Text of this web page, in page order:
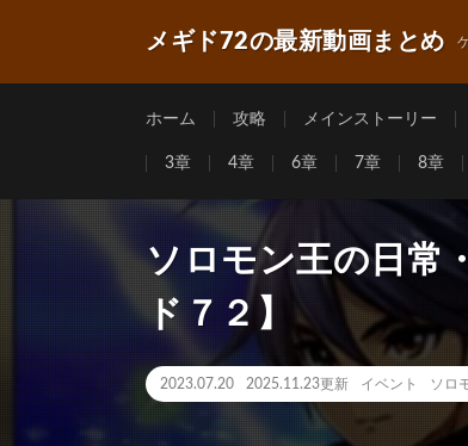
メギド72の最新動画まとめ
ホーム 攻略 メインストーリー
3章 4章 6章 7章 8章
ソロモン王の日
ド７２】
2023.07.20 2025.11.23更新 イベント ソロ